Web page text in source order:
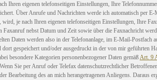
Ihren eigenen telefonseitigen Einstellungen, Ihre
Über Anrufe und Nachrichten werde ich automatisch per
je nach Ihren eigenen telefonseitigen Einstellungen, Ihre
Faxanruf nebst Datum und Zeit sowie über die Faxnachricht
Daten werden also in der Telefonanlage, im E-Mail-
gespeichert und/oder ausgedruckt in der von mir geführten
besondere Kategorien personenbezogener Daten gemäßArt. 9
Sie per Anruf oder Telefax datenschutzrechtlicher
Bearbeitung des an mich herangetragenen Anliegens. Daraus